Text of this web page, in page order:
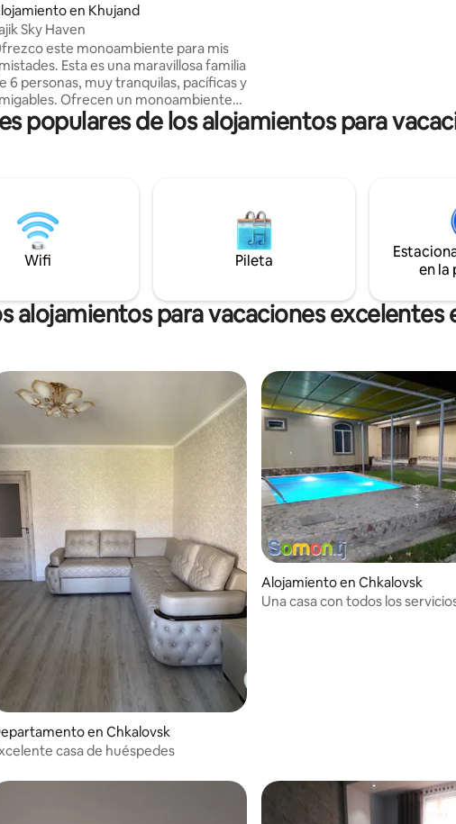
5,0 de 5. 4 evaluaciones
en Khujand
Sky Haven
este monoambiente para mis
Esta es una maravillosa familia
6 personas, muy tranquilas, pacíficas y
Ofrecen un monoambiente
para quienes quieren
un lugar tranquilo en medio
pueden ofrecer servicio de guía.
También podés pedir platos tradicionales
tayikos con anticipación por un cargo
adicional. Aquí vas a tener una buena
populares de los alojamientos para
Wifi Pileta
en la
alojamientos para vacaciones excelentes
en Chkalovsk
casa de huéspedes
Alojamiento en Chkalovsk
Una casa con todos los